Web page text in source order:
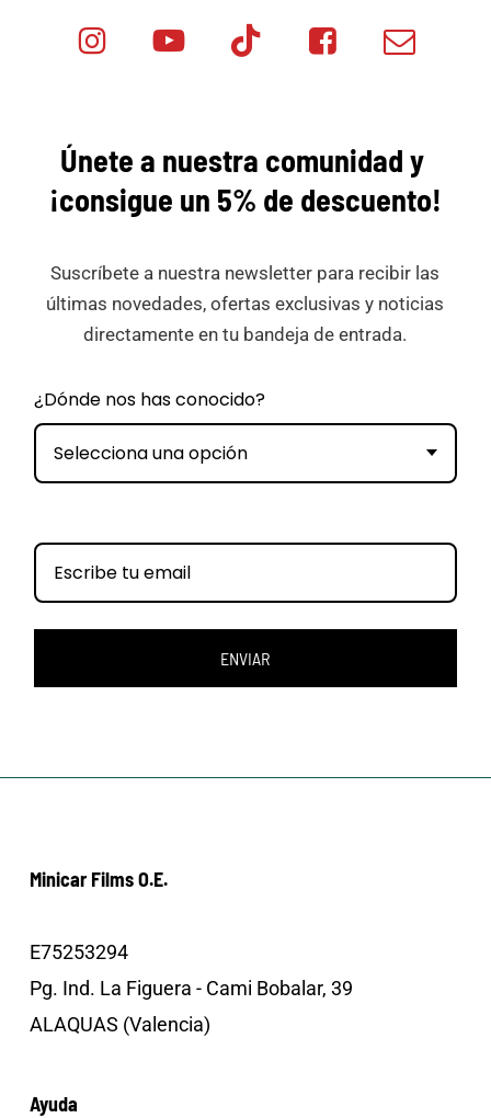
Minicar Tok
Minicar Minicar
Únete a nuestra comunidad y
¡consigue un 5% de descuento!
Suscríbete a nuestra newsletter para recibir las
últimas novedades, ofertas exclusivas y noticias
directamente en tu bandeja de entrada.
¿Dónde nos has conocido?
Selecciona una opción
ENVIAR
Minicar Films O.E.
E75253294
Pg. Ind. La Figuera - Cami Bobalar, 39
ALAQUAS (Valencia)
Ayuda